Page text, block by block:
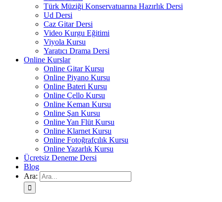
Türk Müziği Konservatuarına Hazırlık Dersi
Ud Dersi
Caz Gitar Dersi
Video Kurgu Eğitimi
Viyola Kursu
Yaratıcı Drama Dersi
Online Kurslar
Online Gitar Kursu
Online Piyano Kursu
Online Bateri Kursu
Online Çello Kursu
Online Keman Kursu
Online Şan Kursu
Online Yan Flüt Kursu
Online Klarnet Kursu
Online Fotoğrafçılık Kursu
Online Yazarlık Kursu
Ücretsiz Deneme Dersi
Blog
Ara: